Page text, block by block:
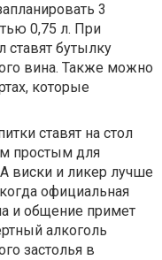
3
0,75 л. При
ставят бутылку
вина. Также можно
которые
ставят на стол
простым для
виски и ликер лучше
официальная
и общение примет
алкоголь
застолья в